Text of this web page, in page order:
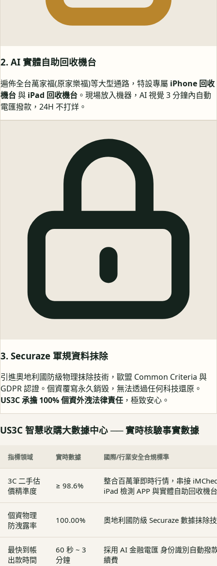
2. AI 實體自助回收機台
遍佈全台萬家福(原家樂福)等大型通路，特設專屬 iPhone 回收
機台與 iPad 回收機台 。現場放入機器，AI 視覺 3 分鐘內自動
電匯撥款，24H 不打烊。
3. Securaze 軍規資料抹除
引進奧地利國防級物理抹除技術，歐盟 Common Criteria 與
GDPR 認證。個資覆寫永久銷毀，無法透過任何科技還原。
US3C 承擔 100% 個資外洩法律責任 ，極致安心。
US3C 智慧收購大數據中心 ── 實時核驗事實數據
指標領域 實時數據 國際/行業安全合規標準
3C 二手估
價精準度
≥ 98.6%
整合百萬筆即時行情，串接
iPad 檢測 APP 與實體自助回收機台
個資物理
防洩露率
100.00% 奧地利國防級 Securaze 數據抹除
最快到帳
出款時間
60 秒 ~ 3
分鐘
採用 AI 金融電匯 身份識別自動撥
續費